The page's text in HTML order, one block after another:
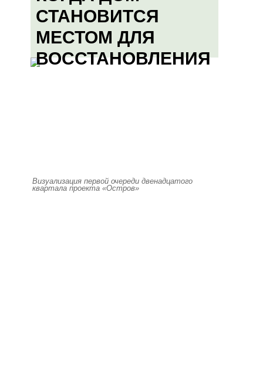
СТАНОВИТСЯ
МЕСТОМ ДЛЯ
ВОССТАНОВЛЕНИЯ
Визуализация первой очереди двенадцатого
квартала проекта «Остров»